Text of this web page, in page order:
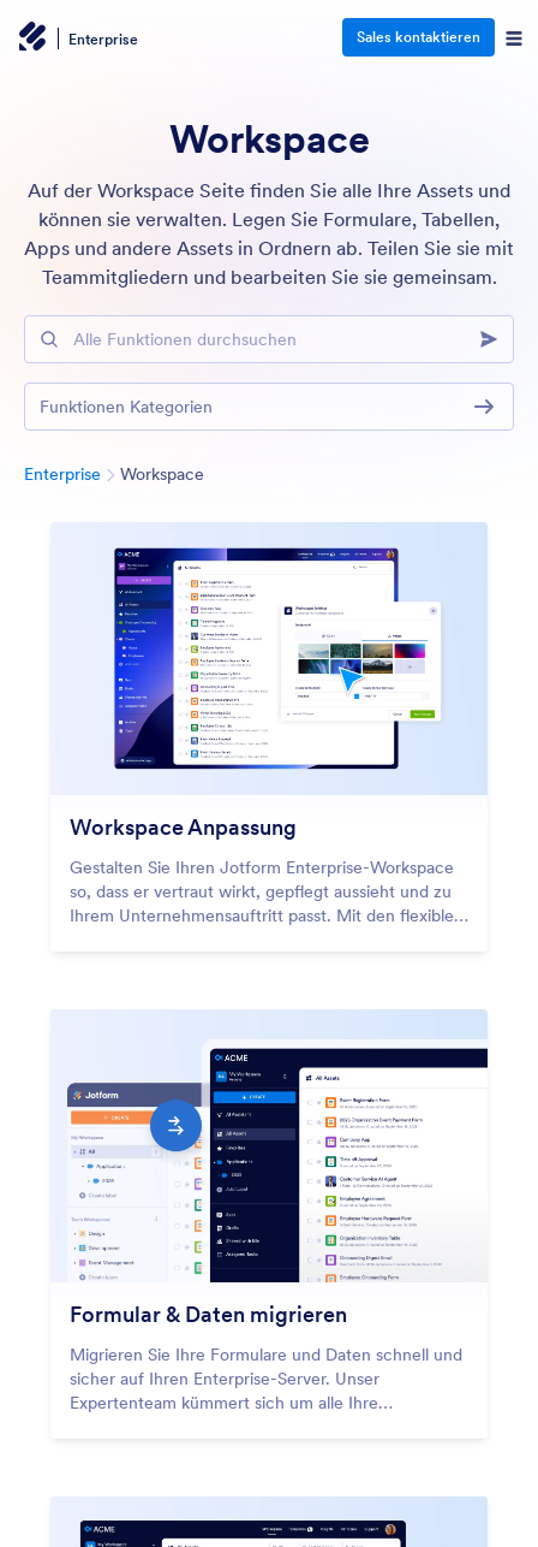
Enterprise Sales kontaktieren
Workspace
Auf der Workspace Seite finden Sie alle Ihre Assets und
können sie verwalten. Legen Sie Formulare, Tabellen,
Apps und andere Assets in Ordnern ab. Teilen Sie sie mit
Teammitgliedern und bearbeiten Sie sie gemeinsam.
Alle Funktionen durchsuchen
Enterprise Workspace
Workspace Anpassung
Gestalten Sie Ihren Jotform Enterprise-Workspace
so, dass er vertraut wirkt, gepflegt aussieht und zu
Ihrem Unternehmensauftritt passt. Mit den flexiblen
professionell wirkt und klar zum Branding gehört.
Formular & Daten migrieren
Migrieren Sie Ihre Formulare und Daten schnell und
sicher auf Ihren Enterprise-Server. Unser
Expertenteam kümmert sich um alle Ihre
Funktionen Kategorien